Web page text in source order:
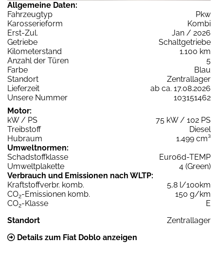
Allgemeine Daten:
Fahrzeugtyp
Pkw
Karosserieform
Kombi
Erst-Zul.
Jan / 2026
Getriebe
Schaltgetriebe
Kilometerstand
1.100 km
Anzahl der Türen
5
Farbe
Blau
Standort
Zentrallager
Lieferzeit
ab ca. 17.08.2026
Unsere Nummer
103151462
Motor:
kW / PS
75 kW / 102 PS
Treibstoff
Diesel
Hubraum
1.499 cm³
Umweltnormen:
Schadstoffklasse
Euro6d-TEMP
Umweltplakette
4 (Green)
Verbrauch und Emissionen nach WLTP:
Kraftstoffverbr. komb.
5,8 l/100km
CO2-Emissionen komb.
150 g/km
CO2-Klasse
E
Standort
Zentrallager
Details zum Fiat Doblo anzeigen